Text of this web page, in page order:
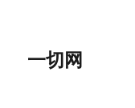
一切网